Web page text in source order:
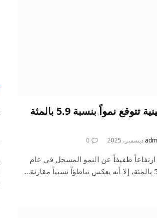
الصناعة الصينية تتوقع نمواً بنسبة 5.9 بالمئة
0
ارتفاعاً طفيفاً عن النمو المسجل في عام